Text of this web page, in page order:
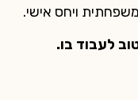
ויחס אישי.
לעבוד בו.